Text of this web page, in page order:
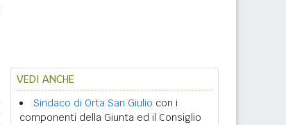
VEDI ANCHE
Sindaco di Orta San Giulio con i
componenti della Giunta ed il Consiglio